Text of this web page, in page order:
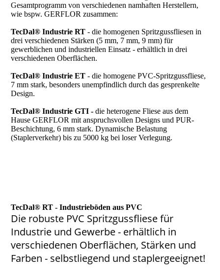
Gesamtprogramm von verschiedenen namhaften Herstellern,
wie bspw. GERFLOR zusammen:
TecDal® Industrie RT - die homogenen Spritzgussfliesen in
drei verschiedenen Stärken (5 mm, 7 mm, 9 mm) für
gewerblichen und industriellen Einsatz - erhältlich in drei
verschiedenen Oberflächen.
TecDal® Industrie ET - die homogene PVC-Spritzgussfliese,
7 mm stark, besonders unempfindlich durch das gesprenkelte
Design.
TecDal® Industrie GTI -die heterogene Fliese aus dem
Hause GERFLOR mit anspruchsvollen Designs und PUR-
Beschichtung, 6 mm stark. Dynamische Belastung
(Staplerverkehr) bis zu 5000 kg bei loser Verlegung.
TecDal® RT - Industrieböden aus PVC
Die robuste PVC Spritzgussfliese für
Industrie und Gewerbe - erhältlich in
verschiedenen Oberflächen, Stärken und
Farben - selbstliegend und staplergeeignet!